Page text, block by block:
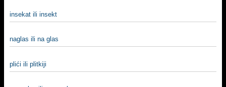
insekat ili insekt
naglas ili na glas
plići ili plitkiji